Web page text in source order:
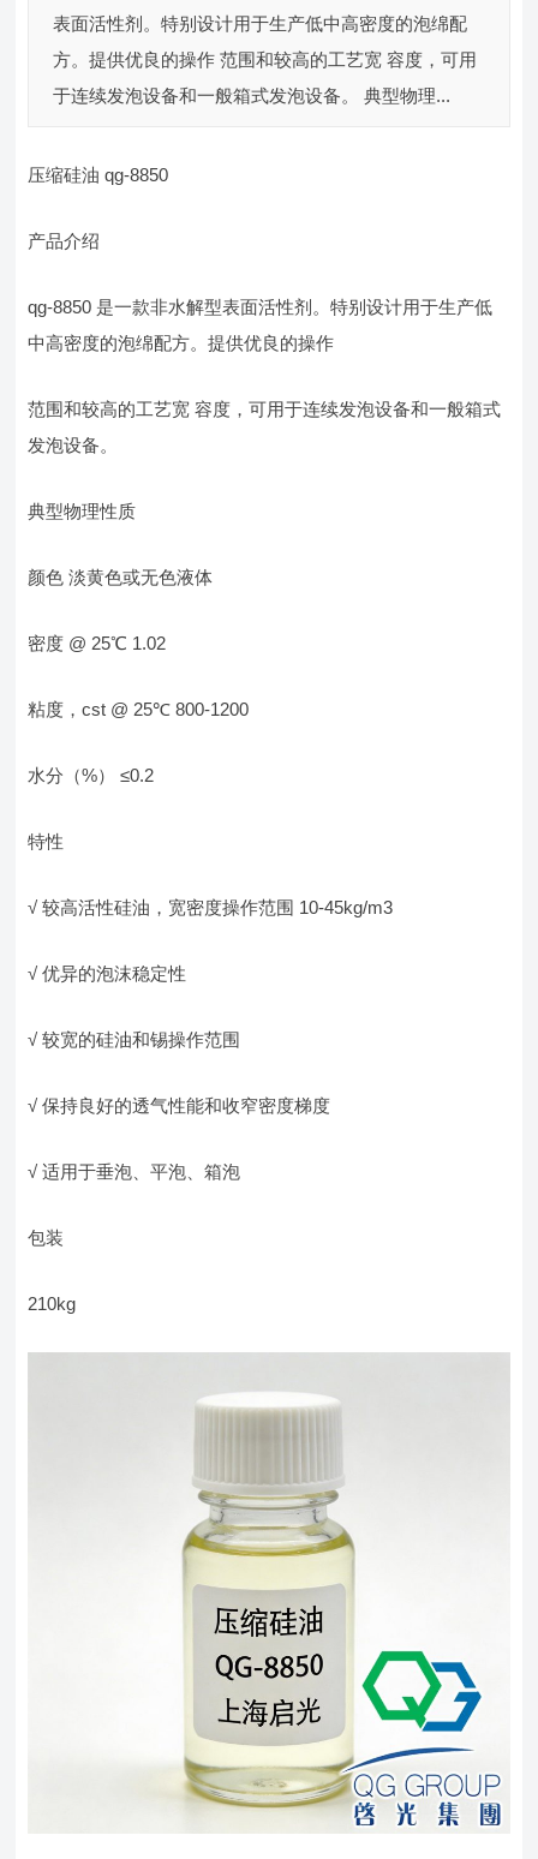
表面活性剂。特别设计用于生产低中高密度的泡绵配
方。提供优良的操作 范围和较高的工艺宽 容度，可用
于连续发泡设备和一般箱式发泡设备。 典型物理...
压缩硅油 qg-8850
产品介绍
qg-8850 是一款非水解型表面活性剂。特别设计用于生产低
中高密度的泡绵配方。提供优良的操作
范围和较高的工艺宽 容度，可用于连续发泡设备和一般箱式
发泡设备。
典型物理性质
颜色 淡黄色或无色液体
密度 @ 25℃ 1.02
粘度，cst @ 25℃ 800-1200
水分（%） ≤0.2
特性
√ 较高活性硅油，宽密度操作范围 10-45kg/m3
√ 优异的泡沫稳定性
√ 较宽的硅油和锡操作范围
√ 保持良好的透气性能和收窄密度梯度
√ 适用于垂泡、平泡、箱泡
包装
210kg